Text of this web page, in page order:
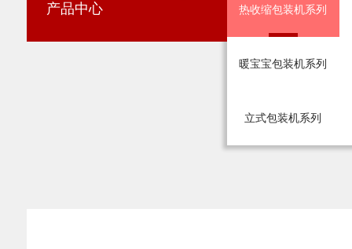
产品中心
热收缩包装机系列
暖宝宝包装机系列
立式包装机系列